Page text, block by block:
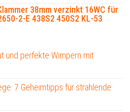
38mm verzinkt 16WC für
2-E 438S2 450S2 KL-53
und perfekte Wimpern mit
7 Geheimtipps für strahlende